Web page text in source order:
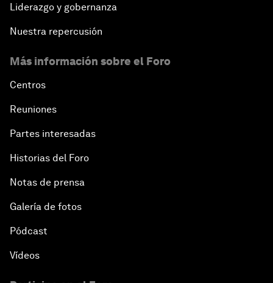
Liderazgo y gobernanza
Nuestra repercusión
Más información sobre el Foro
Centros
Reuniones
Partes interesadas
Historias del Foro
Notas de prensa
Galería de fotos
Pódcast
Vídeos